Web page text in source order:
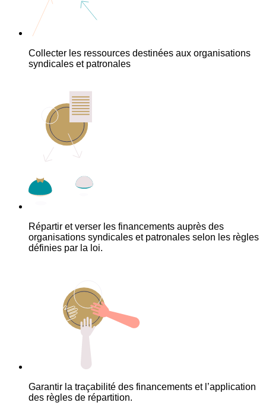
Collecter les ressources destinées aux organisations
syndicales et patronales
Répartir et verser les financements auprès des
organisations syndicales et patronales selon les règles
définies par la loi.
Garantir la traçabilité des financements et l’application
des règles de répartition.